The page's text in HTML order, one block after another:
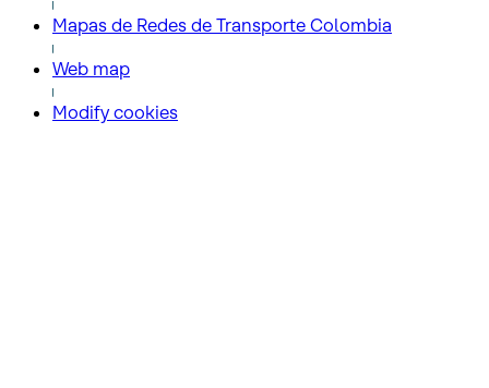
Mapas de Redes de Transporte Colombia
Web map
Modify cookies